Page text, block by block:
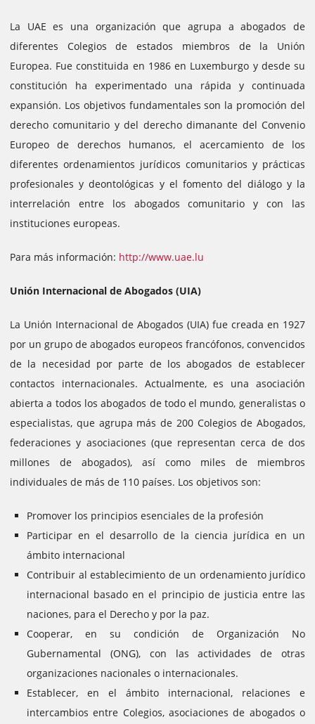
La UAE es una organización que agrupa a abogados de
diferentes Colegios de estados miembros de la Unión
Europea. Fue constituida en 1986 en Luxemburgo y desde su
constitución ha experimentado una rápida y continuada
expansión. Los objetivos fundamentales son la promoción del
derecho comunitario y del derecho dimanante del Convenio
Europeo de derechos humanos, el acercamiento de los
diferentes ordenamientos jurídicos comunitarios y prácticas
profesionales y deontológicas y el fomento del diálogo y la
interrelación entre los abogados comunitario y con las
instituciones europeas.
Para más información: http://www.uae.lu
Unión Internacional de Abogados (UIA)
La Unión Internacional de Abogados (UIA) fue creada en 1927
por un grupo de abogados europeos francófonos, convencidos
de la necesidad por parte de los abogados de establecer
contactos internacionales. Actualmente, es una asociación
abierta a todos los abogados de todo el mundo, generalistas o
especialistas, que agrupa más de 200 Colegios de Abogados,
federaciones y asociaciones (que representan cerca de dos
millones de abogados), así como miles de miembros
individuales de más de 110 países. Los objetivos son:
Promover los principios esenciales de la profesión
Participar en el desarrollo de la ciencia jurídica en un
ámbito internacional
Contribuir al establecimiento de un ordenamiento jurídico
internacional basado en el principio de justicia entre las
naciones, para el Derecho y por la paz.
Cooperar, en su condición de Organización No
Gubernamental (ONG), con las actividades de otras
organizaciones nacionales o internacionales.
Establecer, en el ámbito internacional, relaciones e
intercambios entre Colegios, asociaciones de abogados o